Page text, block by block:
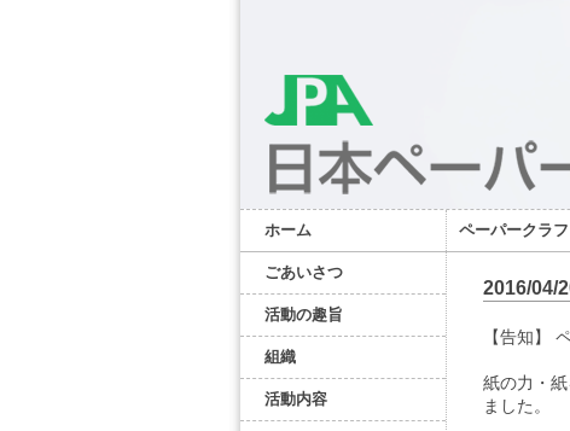
ホーム ペーパークラ
ごあいさつ
活動の趣旨
組織
活動内容
2016/04/
【告知】
紙の力・
ました。